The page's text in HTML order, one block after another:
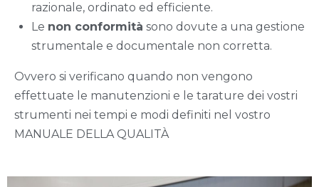
razionale, ordinato ed efficiente.
Le non conformità sono dovute a una gestione
strumentale e documentale non corretta.
Ovvero si verificano quando non vengono
effettuate le manutenzioni e le tarature dei vostri
strumenti nei tempi e modi definiti nel vostro
MANUALE DELLA QUALITÀ